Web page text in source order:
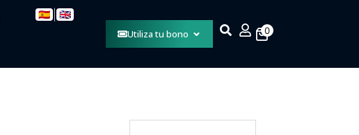
🇪🇸 | 🇬🇧
Utiliza tu bono 0